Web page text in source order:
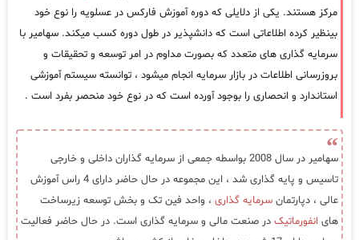
مرکز هستند. یکی از دلایلی که دوره آموزش فارکس در عسلویه را نوع خود
بینظیر کرده اطلاعاتی است که دانشپذیر در طول دوره کسب میکند. سهامیر با
سرمایه گذاری های متعدد که بصورت مداوم در امر توسعه و تحقیقات و
بروزرسانی اطلاعات در بازار سرمایه انجام میشود ، توانسته سیستم آموزشی
استاندارد و انحصاری را بوجود آورده است که در نوع خود منحصر بفرد است .
سهامیر در سال 2008 بواسطه جمعی از سرمایه گذاران داخلی و خارجی
تاسیس و پایه گذاری شد ، این مجموعه در حال حاضر دارای 4 راس آموزش
عالی ، دپارتمان سرمایه گذاری ، واحد فین تک و بخش توسعه زیرساخت
های انفورماتیک در صنعت مالی و سرمایه گذاری است. در حال حاضر فعالیت